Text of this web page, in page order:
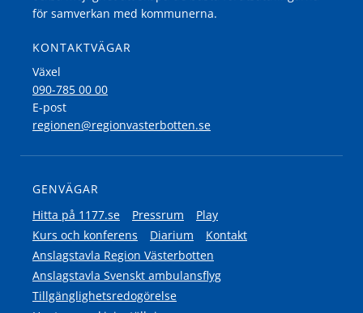
för samverkan med kommunerna.
KONTAKTVÄGAR
Växel
090-785 00 00
E-post
regionen@regionvasterbotten.se
GENVÄGAR
Hitta på 1177.se
Pressrum
Play
Kurs och konferens
Diarium
Kontakt
Anslagstavla Region Västerbotten
Anslagstavla Svenskt ambulansflyg
Tillgänglighetsredogörelse